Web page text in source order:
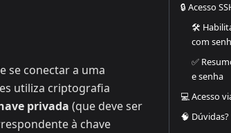
se conectar a uma
utiliza criptografia
privada (que deve ser
à chave
🔒 Acesso
🛠️
com
✅
e senha
💻 Acesso
🧠 Dúvidas?